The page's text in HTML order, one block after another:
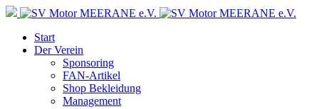
Start
Der Verein
Sponsoring
FAN-Artikel
Shop Bekleidung
Management